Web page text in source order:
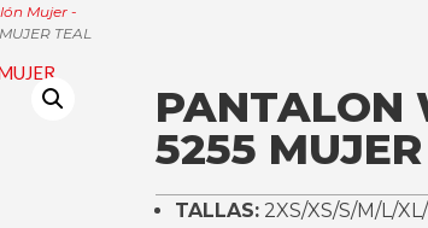
Mujer -
TEAL
PANTALON
5255
TALLAS:2XS/XS/S/M/L/